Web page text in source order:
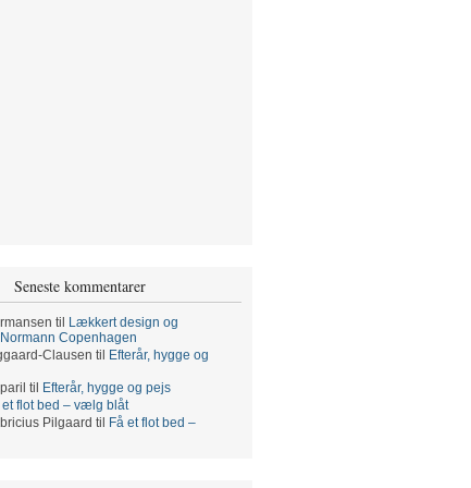
Seneste kommentarer
til
Lækkert design og
Copenhagen
Clausen til
Efterår, hygge og
til
Efterår, hygge og pejs
et flot bed – vælg blåt
Pilgaard til
Få et flot bed –